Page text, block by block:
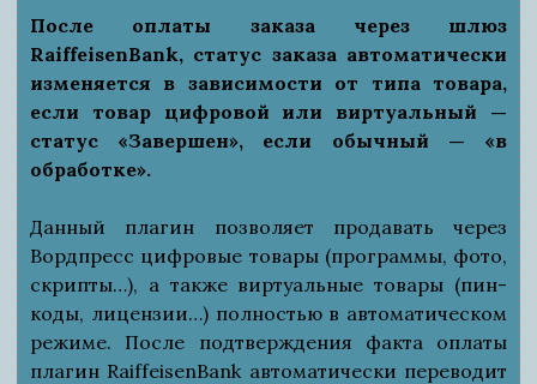
После оплаты заказа через шлюз
RaiffeisenBank, статус заказа автоматически
изменяется в зависимости от типа товара,
если товар цифровой или виртуальный —
статус «Завершен», если обычный — «в
обработке».
Данный плагин позволяет продавать через
Вордпресс цифровые товары (программы, фото,
скрипты…), а также виртуальные товары (пин-
коды, лицензии…) полностью в автоматическом
режиме. После подтверждения факта оплаты
плагин RaiffeisenBank автоматически переводит